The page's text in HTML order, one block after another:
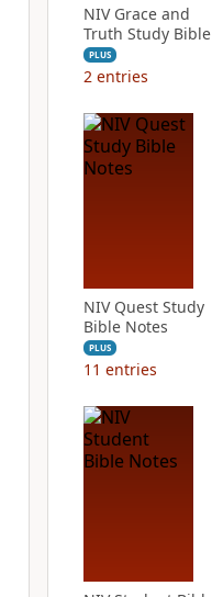
NIV Grace and
Truth Study Bible
PLUS
2 entries
NIV Quest Study
Bible Notes
PLUS
11 entries